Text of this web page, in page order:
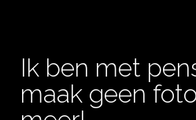
Ik ben met
maak geen